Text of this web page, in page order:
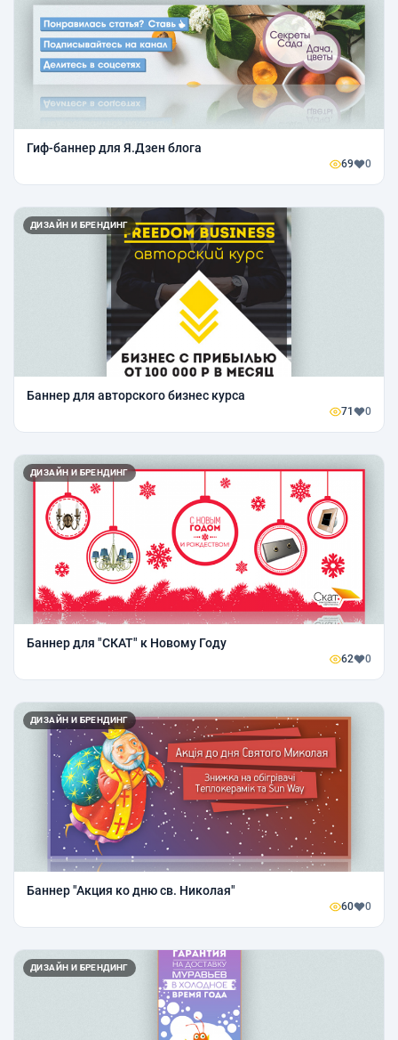
Гиф-баннер для Я.Дзен блога
69 0
ДИЗАЙН И БРЕНДИНГ
Баннер для авторского бизнес курса
71 0
ДИЗАЙН И БРЕНДИНГ
Баннер для "СКАТ" к Новому Году
62 0
ДИЗАЙН И БРЕНДИНГ
Баннер "Акция ко дню св. Николая"
60 0
ДИЗАЙН И БРЕНДИНГ